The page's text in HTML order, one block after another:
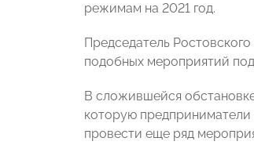
режимам на 2021 год.
Председатель
подобных мероприятий
В сложившейся
которую предприниматели
провести еще ряд